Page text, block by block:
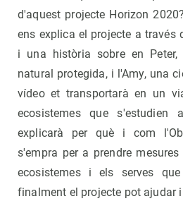
d'aquest projecte Horizon
ens explica el projecte a través
i una història sobre en
natural protegida, i l'Amy, una
vídeo et transportarà en un
ecosistemes que s'estudien
explicarà per què i com
s'empra per a prendre
ecosistemes i els serves
finalment el projecte pot ajudar